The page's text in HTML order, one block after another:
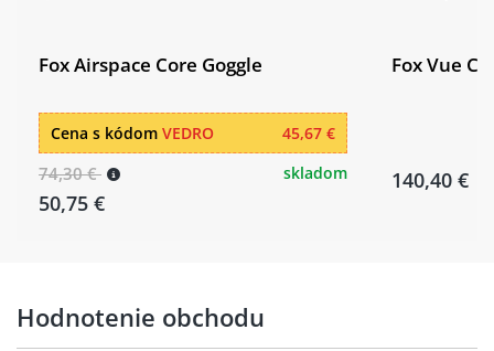
Fox Airspace Core Goggle
45,67 €
Cena s kódom VEDRO
74,30 €
50,75 €
skladom
Fox Vue
140,40 €
Hodnotenie obchodu